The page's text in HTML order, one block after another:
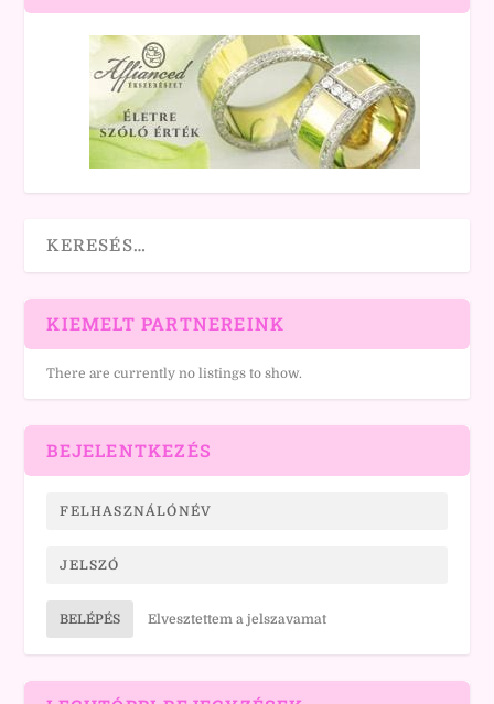
KIEMELT PARTNEREINK
There are currently no listings to show.
BEJELENTKEZÉS
BELÉPÉS Elvesztettem a jelszavamat